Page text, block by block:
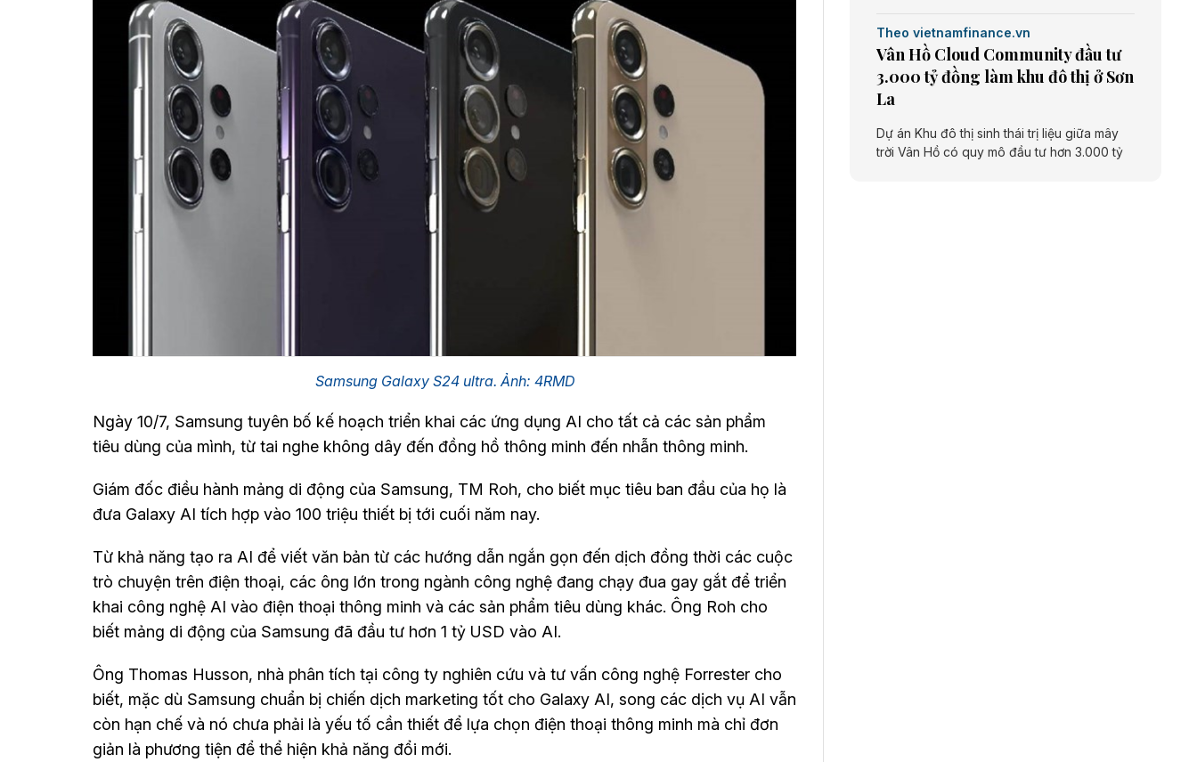
Samsung Galaxy S24 ultra. Ảnh: 4RMD
Ngày 10/7, Samsung tuyên bố kế hoạch triển khai các ứng dụng AI cho tất cả các sản phẩm
tiêu dùng của mình, từ tai nghe không dây đến đồng hồ thông minh đến nhẫn thông minh.
Giám đốc điều hành mảng di động của Samsung, TM Roh, cho biết mục tiêu ban đầu của họ là
đưa Galaxy AI tích hợp vào 100 triệu thiết bị tới cuối năm nay.
Từ khả năng tạo ra AI để viết văn bản từ các hướng dẫn ngắn gọn đến dịch đồng thời các cuộc
trò chuyện trên điện thoại, các ông lớn trong ngành công nghệ đang chạy đua gay gắt để triển
khai công nghệ AI vào điện thoại thông minh và các sản phẩm tiêu dùng khác. Ông Roh cho
biết mảng di động của Samsung đã đầu tư hơn 1 tỷ USD vào AI.
Ông Thomas Husson, nhà phân tích tại công ty nghiên cứu và tư vấn công nghệ Forrester cho
biết, mặc dù Samsung chuẩn bị chiến dịch marketing tốt cho Galaxy AI, song các dịch vụ AI vẫn
còn hạn chế và nó chưa phải là yếu tố cần thiết để lựa chọn điện thoại thông minh mà chỉ đơn
giản là phương tiện để thể hiện khả năng đổi mới.
Theo vietnamfinance.vn
Vân Hồ Cloud Community đầu tư
3.000 tỷ đồng làm khu đô thị ở Sơn
La
Dự án Khu đô thị sinh thái trị liệu giữa mây
trời Vân Hồ có quy mô đầu tư hơn 3.000 tỷ